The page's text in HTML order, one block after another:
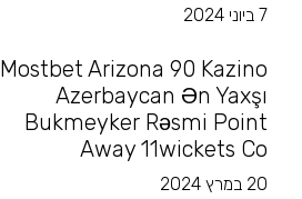
7 ביוני 2024
Mostbet Arizona 90 Kazino
Azerbaycan Ən Yaxşı
Bukmeyker Rəsmi Point
Away 11wickets Co
20 במרץ 2024